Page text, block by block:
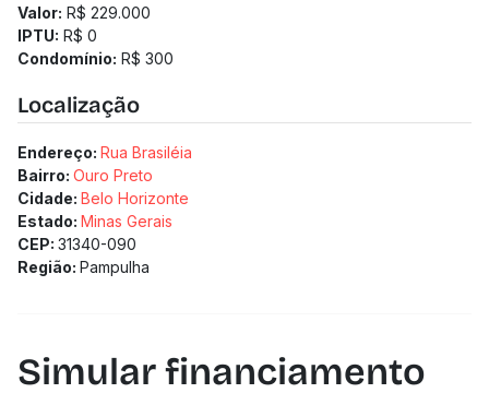
Valor: R$ 229.000
IPTU: R$ 0
Condomínio: R$ 300
Localização
Endereço: Rua Brasiléia
Bairro: Ouro Preto
Cidade: Belo Horizonte
Estado: Minas Gerais
CEP: 31340-090
Região: Pampulha
Simular financiamento